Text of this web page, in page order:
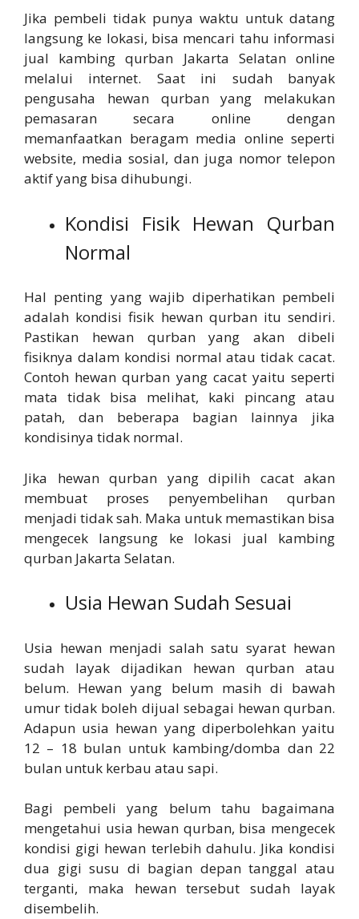
Jika pembeli tidak punya waktu untuk datang
langsung ke lokasi, bisa mencari tahu informasi
jual kambing qurban Jakarta Selatan online
melalui internet. Saat ini sudah banyak
pengusaha hewan qurban yang melakukan
pemasaran secara online dengan
memanfaatkan beragam media online seperti
website, media sosial, dan juga nomor telepon
aktif yang bisa dihubungi.
Kondisi Fisik Hewan Qurban
Normal
Hal penting yang wajib diperhatikan pembeli
adalah kondisi fisik hewan qurban itu sendiri.
Pastikan hewan qurban yang akan dibeli
fisiknya dalam kondisi normal atau tidak cacat.
Contoh hewan qurban yang cacat yaitu seperti
mata tidak bisa melihat, kaki pincang atau
patah, dan beberapa bagian lainnya jika
kondisinya tidak normal.
Jika hewan qurban yang dipilih cacat akan
membuat proses penyembelihan qurban
menjadi tidak sah. Maka untuk memastikan bisa
mengecek langsung ke lokasi jual kambing
qurban Jakarta Selatan.
Usia Hewan Sudah Sesuai
Usia hewan menjadi salah satu syarat hewan
sudah layak dijadikan hewan qurban atau
belum. Hewan yang belum masih di bawah
umur tidak boleh dijual sebagai hewan qurban.
Adapun usia hewan yang diperbolehkan yaitu
12 – 18 bulan untuk kambing/domba dan 22
bulan untuk kerbau atau sapi.
Bagi pembeli yang belum tahu bagaimana
mengetahui usia hewan qurban, bisa mengecek
kondisi gigi hewan terlebih dahulu. Jika kondisi
dua gigi susu di bagian depan tanggal atau
terganti, maka hewan tersebut sudah layak
disembelih.